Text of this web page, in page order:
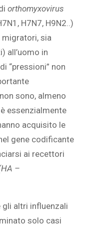
orthomyxovirus
H7N7, H9N2..)
sia
all’uomo in
“pressioni” non
sono, almeno
essenzialmente
acquisito le
gene codificante
ai recettori
–
gli altri influenzali
solo casi